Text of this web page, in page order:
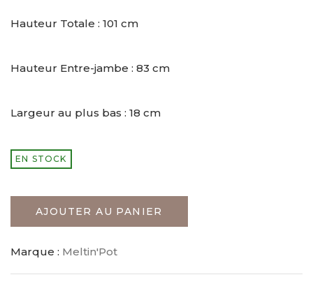
Hauteur Totale : 101 cm
Hauteur Entre-jambe : 83 cm
Largeur au plus bas : 18 cm
EN STOCK
AJOUTER AU PANIER
Marque : Meltin'Pot